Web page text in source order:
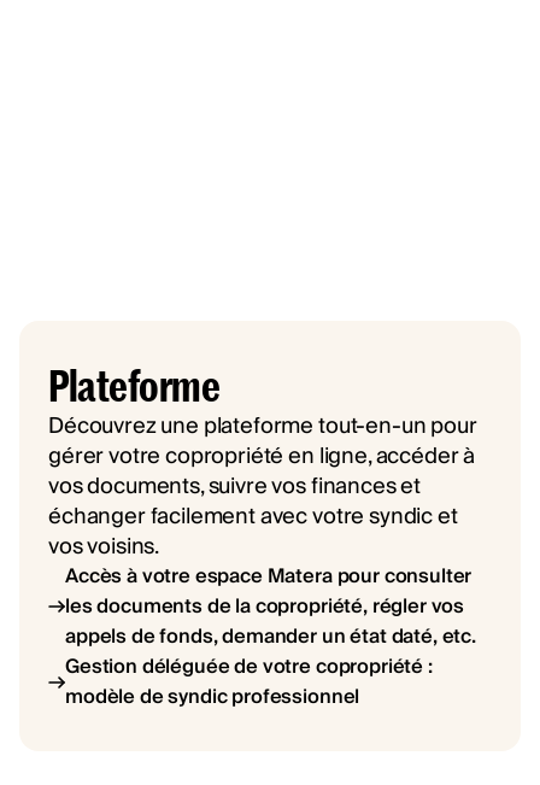
Plateforme
Découvrez une plateforme tout-en-un pour
gérer votre copropriété en ligne, accéder à
vos documents, suivre vos finances et
échanger facilement avec votre syndic et
vos voisins.
Accès à votre espace Matera pour consulter
les documents de la copropriété, régler vos
appels de fonds, demander un état daté, etc.
Gestion déléguée de votre copropriété :
modèle de syndic professionnel